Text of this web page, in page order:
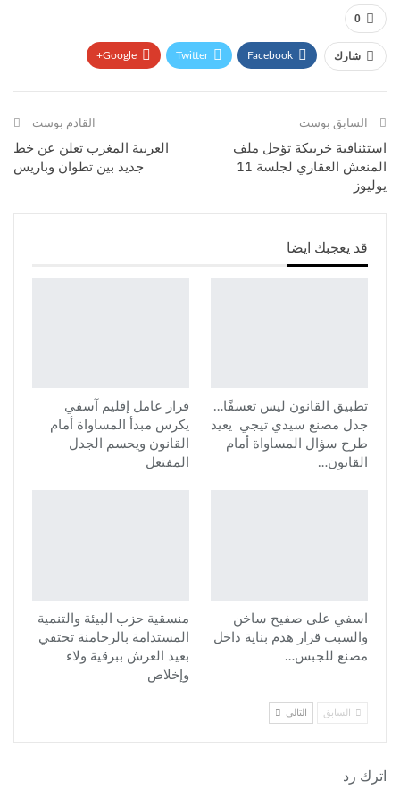
0
شارك Facebook
Twitter
Google+
السابق بوست
استئنافية خريبكة تؤجل ملف
المنعش العقاري لجلسة 11
يوليوز
القادم بوست
العربية المغرب تعلن عن خط
جديد بين تطوان وباريس
قد يعجبك ايضا
تطبيق القانون ليس تعسفًا…
جدل مصنع سيدي تيجي يعيد
طرح سؤال المساواة أمام
القانون…
قرار عامل إقليم آسفي
يكرس مبدأ المساواة أمام
القانون ويحسم الجدل
المفتعل
اسفي على صفيح ساخن
والسبب قرار هدم بناية داخل
مصنع للجبس…
منسقية حزب البيئة والتنمية
المستدامة بالرحامنة تحتفي
بعيد العرش ببرقية ولاء
وإخلاص
السابق التالي
اترك رد